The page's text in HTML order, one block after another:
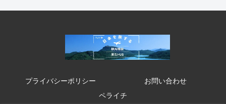
プライバシーポリシー
お問い合わせ
ペライチ